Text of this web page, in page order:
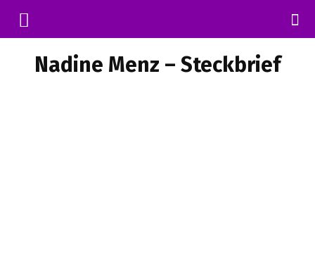
Nadine Menz – Steckbrief